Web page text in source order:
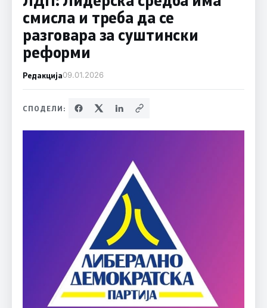
смисла и треба да се
разговара за суштински
реформи
Редакција09.01.2026
СПОДЕЛИ: